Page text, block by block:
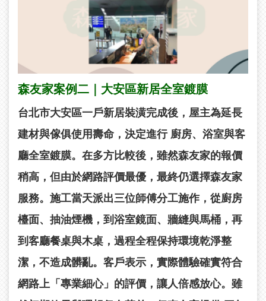
森友家案例二｜大安區新居全室鍍膜
台北市大安區一戶新居裝潢完成後，屋主為延長
建材與傢俱使用壽命，決定進行 廚房、浴室與客
廳全室鍍膜。在多方比較後，雖然森友家的報價
稍高，但由於網路評價最優，最終仍選擇森友家
服務。施工當天派出三位師傅分工施作，從廚房
檯面、抽油煙機，到浴室鏡面、牆縫與馬桶，再
到客廳餐桌與木桌，過程全程保持環境乾淨整
潔，不造成髒亂。客戶表示，實際體驗確實符合
網路上「專業細心」的評價，讓人倍感放心。雖